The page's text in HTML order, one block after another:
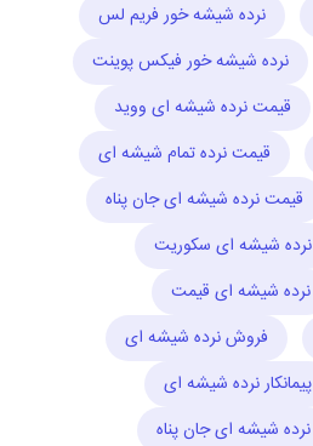
نرده شیشه خور فریم لس
نرده شیشه خور فیکس پوینت
قیمت نرده شیشه ای ووید
قیمت نرده تمام شیشه ای
قیمت نرده شیشه ای جان پناه
نرده شیشه ای سکوریت
نرده شیشه ای قیمت
فروش نرده شیشه ای
پیمانکار نرده شیشه ای
نرده شیشه ای جان پناه